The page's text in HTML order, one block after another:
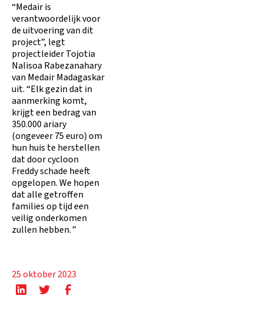
“Medair is
verantwoordelijk voor
de uitvoering van dit
project”, legt
projectleider Tojotia
Nalisoa Rabezanahary
van Medair Madagaskar
uit. “Elk gezin dat in
aanmerking komt,
krijgt een bedrag van
350.000 ariary
(ongeveer 75 euro) om
hun huis te herstellen
dat door cycloon
Freddy schade heeft
opgelopen. We hopen
dat alle getroffen
families op tijd een
veilig onderkomen
zullen hebben. ”
25 oktober 2023